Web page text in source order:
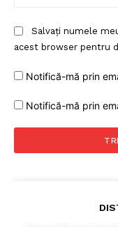
Salvați numele
acest browser pentru
Notifică-mă prin
Notifică-mă prin